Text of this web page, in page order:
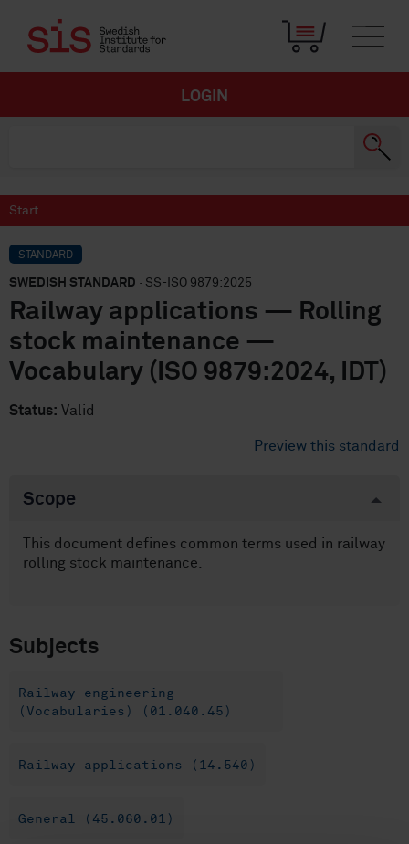
LOGIN
Start
STANDARD
SWEDISH STANDARD · SS-ISO 9879:2025
Railway applications — Rolling
stock maintenance —
Vocabulary (ISO 9879:2024, IDT)
Status: Valid
Preview this standard
Scope
This document defines common terms used in railway
rolling stock maintenance.
Subjects
Railway engineering
(Vocabularies) (01.040.45)
Railway applications (14.540)
General (45.060.01)